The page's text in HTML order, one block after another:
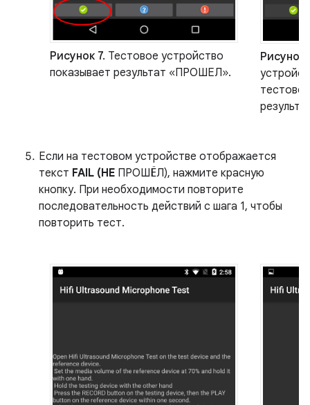
Рисунок 7. Тестовое устройство
показывает результат «ПРОШЕЛ».
Рисунок
Если на тестовом устройстве отображается
текст FAIL (НЕ ПРОШЁЛ), нажмите красную
кнопку. При необходимости повторите
последовательность действий с шага 1, чтобы
повторить тест.